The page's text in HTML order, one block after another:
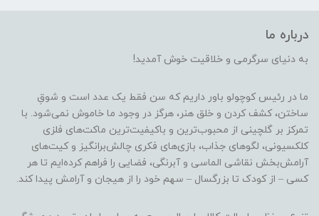
درباره ما
به دنیای سرگرمی و خلاقیت خوش آمدید!
ما در رئیس کوچولو باور داریم که سن فقط یک عدد است و شوقِ
ساختن، کشف کردن و خلق هنر، هرگز در وجود ما خاموش نمی‌شود. با
تمرکز بر گلچینی از محبوب‌ترین و باکیفیت‌ترین ماکت‌های فلزی
کلکسیونی، لگوهای جذاب، بازی‌های فکری چالش‌برانگیز و کیت‌های
آرامش‌بخش نقاشی الماسی و آبرنگی، فضایی را فراهم کرده‌ایم تا هر
کسی – از کودک تا بزرگسال – سهم خود را از هیجان و آرامش پیدا کند.